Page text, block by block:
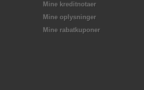
Mine kreditnotaer
Mine oplysninger
Mine rabatkuponer